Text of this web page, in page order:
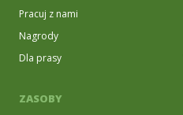
Pracuj z nami
Nagrody
Dla prasy
ZASOBY